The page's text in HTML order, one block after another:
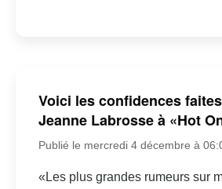
Voici les confidences
Jeanne Labrosse à «Hot
Publié le mercredi 4 décembre à
«Les plus grandes rumeurs sur